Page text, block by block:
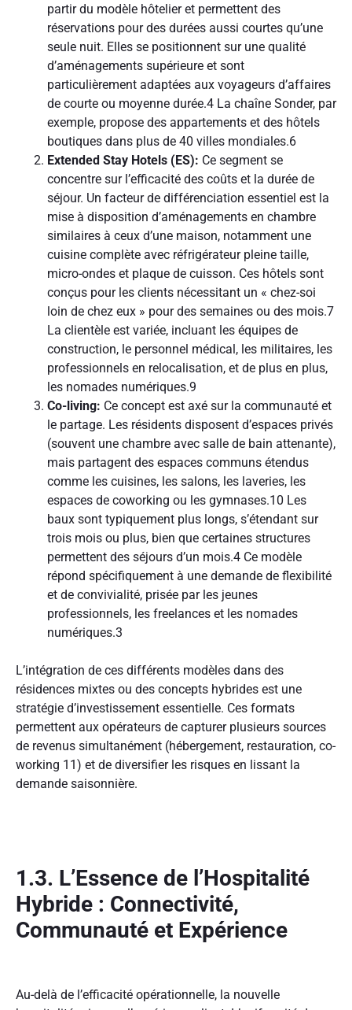
partir du modèle hôtelier et permettent des
réservations pour des durées aussi courtes qu’une
seule nuit. Elles se positionnent sur une qualité
d’aménagements supérieure et sont
particulièrement adaptées aux voyageurs d’affaires
de courte ou moyenne durée.4 La chaîne Sonder, par
exemple, propose des appartements et des hôtels
boutiques dans plus de 40 villes mondiales.6
Extended Stay Hotels (ES): Ce segment se
concentre sur l’efficacité des coûts et la durée de
séjour. Un facteur de différenciation essentiel est la
mise à disposition d’aménagements en chambre
similaires à ceux d’une maison, notamment une
cuisine complète avec réfrigérateur pleine taille,
micro-ondes et plaque de cuisson. Ces hôtels sont
conçus pour les clients nécessitant un « chez-soi
loin de chez eux » pour des semaines ou des mois.7
La clientèle est variée, incluant les équipes de
construction, le personnel médical, les militaires, les
professionnels en relocalisation, et de plus en plus,
les nomades numériques.9
Co-living: Ce concept est axé sur la communauté et
le partage. Les résidents disposent d’espaces privés
(souvent une chambre avec salle de bain attenante),
mais partagent des espaces communs étendus
comme les cuisines, les salons, les laveries, les
espaces de coworking ou les gymnases.10 Les
baux sont typiquement plus longs, s’étendant sur
trois mois ou plus, bien que certaines structures
permettent des séjours d’un mois.4 Ce modèle
répond spécifiquement à une demande de flexibilité
et de convivialité, prisée par les jeunes
professionnels, les freelances et les nomades
numériques.3
L’intégration de ces différents modèles dans des
résidences mixtes ou des concepts hybrides est une
stratégie d’investissement essentielle. Ces formats
permettent aux opérateurs de capturer plusieurs sources
de revenus simultanément (hébergement, restauration, co-
working 11) et de diversifier les risques en lissant la
demande saisonnière.
1.3. L’Essence de l’Hospitalité
Hybride : Connectivité,
Communauté et Expérience
Au-delà de l’efficacité opérationnelle, la nouvelle